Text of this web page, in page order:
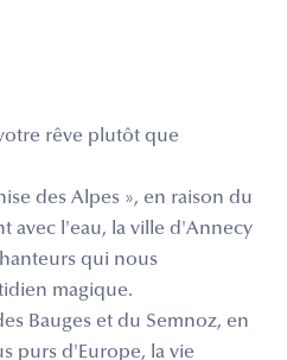
rêve plutôt que
des Alpes », en raison du
avec l'eau, la ville d'Annecy
qui nous
magique.
Bauges et du Semnoz, en
purs d'Europe, la vie